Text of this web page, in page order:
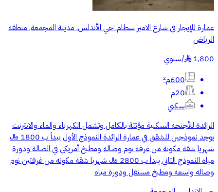
عمارة للإيجار في شارع الامير سطام, حي الأندلس, مدينة المجمعة, منطقة
الرياض
1,800
§
/سنوي
600م²
20م
سكني
الرائدة للأجنحة السكنية مؤثثة بالكامل وتشمل الكهرباء والماء والانترنت
يوجد نموذجين للشقق في عمارة الرائدة النموذج الأول يبدأ ب 1800 ﷼
شهريا شقة مكونة من غرفة نوم وصاله ومطبخ أمريكي في الصالة ودورة
مياه النموذج الثاني يبدأ ب 2800 ﷼ شهريا شقة مكونه من غرفتين نوم
وصاله واسعه ومطبخ مستقل ودورة مياه